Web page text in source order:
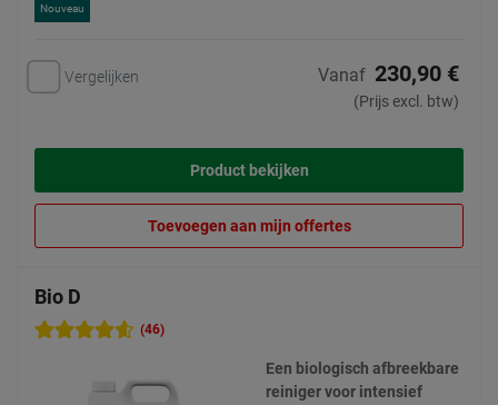
Nouveau
Vergelijken Vanaf 230,90 €
(Prijs excl. btw)
Product bekijken
Toevoegen aan mijn offertes
Bio D
(46)
Een biologisch afbreekbare
reiniger voor intensief